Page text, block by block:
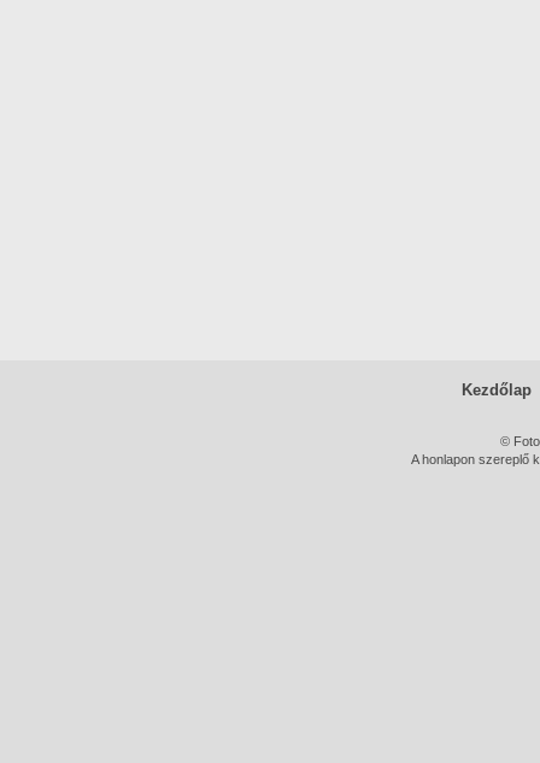
Kezdőlap
©
A honlapon szereplő